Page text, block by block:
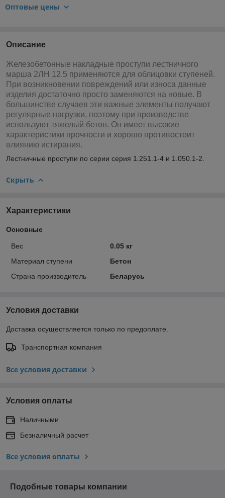
Оптовые цены
Описание
Железобетонные накладные проступи лестничного
марша 2ЛН 12.5 применяются для облицовки ступеней.
При возникновении повреждений или износа данные
изделия достаточно просто заменяются на новые. В
большинстве случаев эти важные элементы получают
регулярные нагрузки, поэтому при производстве
используют тяжелый бетон. Он имеет высокие
характеристики прочности и хорошо противостоит
влиянию истирания.
Лестничные проступи по серии серия 1.251.1-4 и 1.050.1-2.
Скрыть
Характеристики
Основные
Вес
0.05 кг
Материал ступени
Бетон
Страна производитель
Беларусь
Условия доставки
Доставка осуществляется только по предоплате.
Транспортная компания
Все условия доставки
Условия оплаты
Наличными
Безналичный расчет
Все условия оплаты
Подобные товары компании